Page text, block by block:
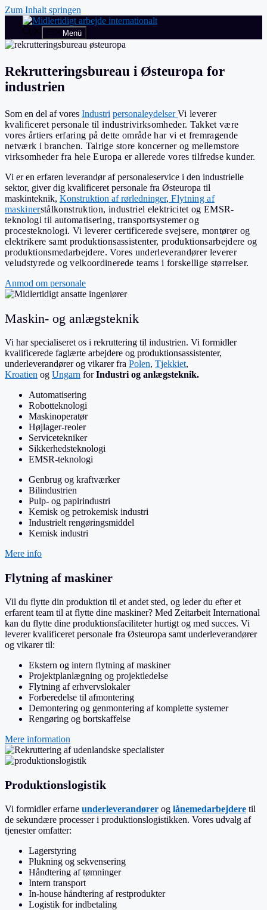
Zum Inhalt springen
Menü
Rekrutteringsbureau i Østeuropa for
industrien
Som en del af vores Industri personaleydelserVi leverer
kvalificeret personale til industrivirksomheder. Takket være
vores årtiers erfaring på dette område har vi et fremragende
netværk i branchen. Talrige store koncerner og mellemstore
virksomheder fra hele Europa er allerede vores tilfredse kunder.
Vi er en erfaren leverandør af personaleservice i den industrielle
sektor, giver dig kvalificeret personale fra Østeuropa til
maskinteknik, Konstruktion af rørledninger, Flytning af
maskinerstålkonstruktion, industriel elektricitet og EMSR-
teknologi til automatisering, transportsystemer og
procesteknologi. Vi leverer certificerede svejsere, montører og
elektrikere samt produktionsassistenter, produktionsarbejdere og
produktionsmedarbejdere. Vores underleverandører leverer
veludstyrede og velkoordinerede teams i forskellige størrelser.
Anmod om personale
Maskin- og anlægsteknik
Vi har specialiseret os i rekruttering til industrien. Vi formidler
kvalificerede faglærte arbejdere og produktionsassistenter,
underleverandører og vikarer fra Polen, Tjekkiet,
Kroatien og Ungarn forIndustri og anlægsteknik.
Automatisering
Robotteknologi
Maskinoperatør
Højlager-reoler
Servicetekniker
Sikkerhedsteknologi
EMSR-teknologi
Genbrug og kraftværker
Bilindustrien
Pulp- og papirindustri
Kemisk og petrokemisk industri
Industrielt rengøringsmiddel
Kemisk industri
Mere info
Flytning af maskiner
Vil du flytte din produktion til et andet sted, og leder du efter et
erfarent team til at flytte dine maskiner? Med Zeitarbeit International
kan du flytte dine produktionsfaciliteter hurtigt og med succes. Vi
leverer kvalificeret personale fra Østeuropa samt underleverandører
og vikarer til:
Ekstern og intern flytning af maskiner
Projektplanlægning og projektledelse
Flytning af erhvervslokaler
Forberedelse til afmontering
Demontering og genmontering af komplette systemer
Rengøring og bortskaffelse
Mere information
Produktionslogistik
Vi formidler erfarne underleverandører og lånemedarbejdere til
de sekundære processer i produktionslogistikken. Vores udvalg af
tjenester omfatter:
Lagerstyring
Plukning og sekvensering
Håndtering af tømninger
Intern transport
In-house håndtering af restprodukter
Logistik for indbetaling